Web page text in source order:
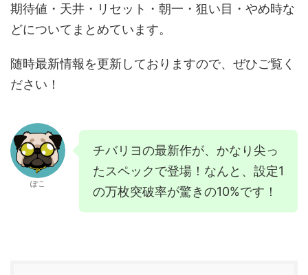
期待値・天井・リセット・朝一・狙い目・やめ時な
どについてまとめています。
随時最新情報を更新しておりますので、ぜひご覧く
ださい！
ぽこ
チバリヨの最新作が、かなり尖っ
たスペックで登場！なんと、設定1
の万枚突破率が驚きの10%です！